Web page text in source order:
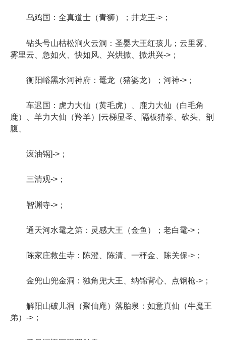
乌鸡国：全真道士（青狮）；井龙王->；
钻头号山枯松涧火云洞：圣婴大王红孩儿；云里雾、
雾里云、急如火、快如风、兴烘掀、掀烘兴->；
衡阳峪黑水河神府：鼍龙（猪婆龙）；河神->；
车迟国：虎力大仙（黄毛虎）、鹿力大仙（白毛角
鹿）、羊力大仙（羚羊）[云梯显圣、隔板猜拳、砍头、剖
腹、
滚油锅]->；
三清观->；
智渊寺->；
通天河水鼋之第：灵感大王（金鱼）；老白鼋->；
陈家庄救生寺：陈澄、陈清、一秤金、陈关保->；
金兜山兜金洞：独角兜大王、纳锦背心、点钢枪->；
解阳山破儿洞（聚仙庵）落胎泉：如意真仙（牛魔王
弟）->；